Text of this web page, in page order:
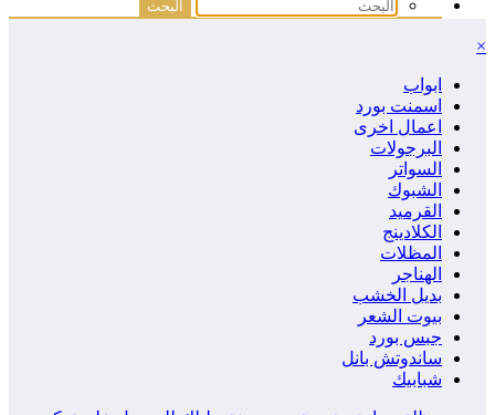
×
ابواب
اسمنت بورد
اعمال اخرى
البرجولات
السواتر
الشبوك
القرميد
الكلادينج
المظلات
الهناجر
بديل الخشب
بيوت الشعر
جبس بورد
ساندوتش بانل
شبابيك